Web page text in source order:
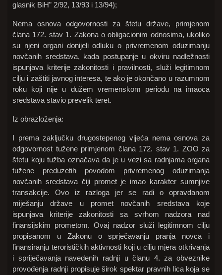
glasnik BiH” 2/92, 13/93 i 13/94);
Nema osnova odgovornosti za štetu države, primjenom
člana 172. stav 1. Zakona o obligacionim odnosima, ukoliko
su njeni organi donijeli odluku o privremenom oduzimanju
novčanih sredstava, kada postupanje u okviru nadležnosti
ispunjava kriterije zakonitosti i pravilnosti, služi legitimnom
cilju i zaštiti javnog interesa, te ako je okončano u razumnom
roku koji nije u dužem vremenskom periodu na imaoca
sredstava stavio prevelik teret.
Iz obrazloženja:
I prema zaključku drugostepenog vijeća nema osnova za
odgovornost tužene primjenom člana 172. stav 1. ZOO za
štetu koju tužba označava da je u vezi sa radnjama organa
tužene preduzetih povodom privremenog oduzimanja
novčanih sredstava čiji promet je imao karakter sumnjive
transakcije. Ovo iz razloga jer se radi o opravdanom
miješanju države u promet novčanih sredstava koje
ispunjava kriterije zakonitosti sa svrhom nadzora nad
finansijskim prometom. Ovaj nadzor služi legitimnom cilju
propisanom u Zakonu o sprječavanju pranja novca i
finansiranju terorističkih aktivnosti koji u cilju mjera otkrivanja
i spriječavanja navedenih radnji u članu 4. za obveznike
provođenja radnji propisuje širok spektar pravnih lica koja se